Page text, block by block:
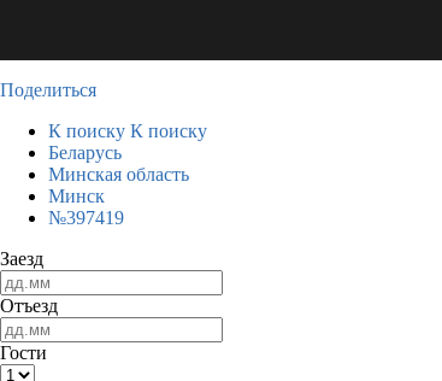
Поделиться
К поиску К поиску
Беларусь
Минская область
Минск
№397419
Заезд
Отъезд
Гости